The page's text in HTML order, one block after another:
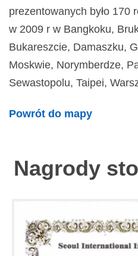
prezentowanych było 170
w 2009 r w Bangkoku,
Bukareszcie, Damaszku,
Moskwie, Norymberdze,
Sewastopolu, Taipei,
Powrót do mapy
Nagrody